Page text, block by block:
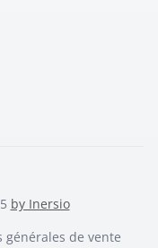
by Inersio
générales de vente